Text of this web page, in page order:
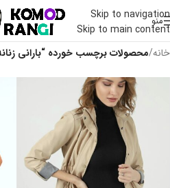
Skip to navigation
Skip to main content
منو
خانه/محصولات برچسب خورده “بارانی